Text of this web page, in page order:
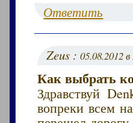
Ответить
Zeus :05.08.2012
Как выбрать
Здравствуй
вопреки всем